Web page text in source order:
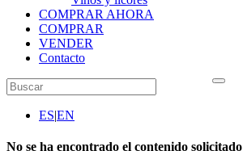
COMPRAR AHORA
COMPRAR
VENDER
Contacto
ES|EN
No se ha encontrado el contenido solicitado